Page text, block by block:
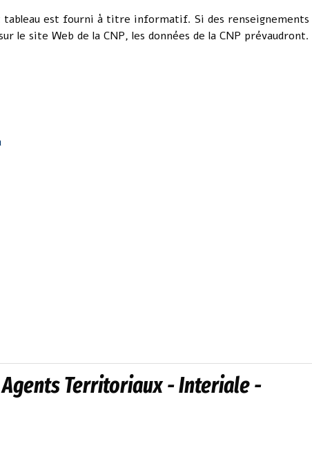
est fourni à titre informatif. Si des renseignements
le site Web de la CNP, les données de la CNP prévaudront.
Territoriaux - Interiale -